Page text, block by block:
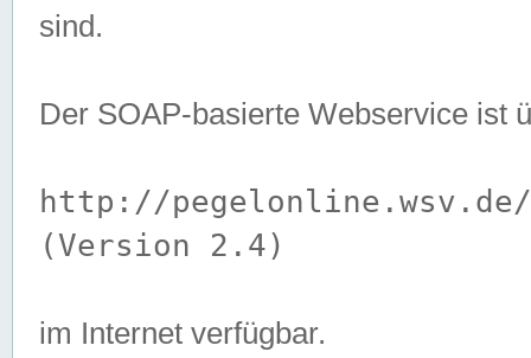
sind.
Der SOAP-basierte Webservice ist
http://pegelonline.wsv.de/
(Version 2.4)
im Internet verfügbar.